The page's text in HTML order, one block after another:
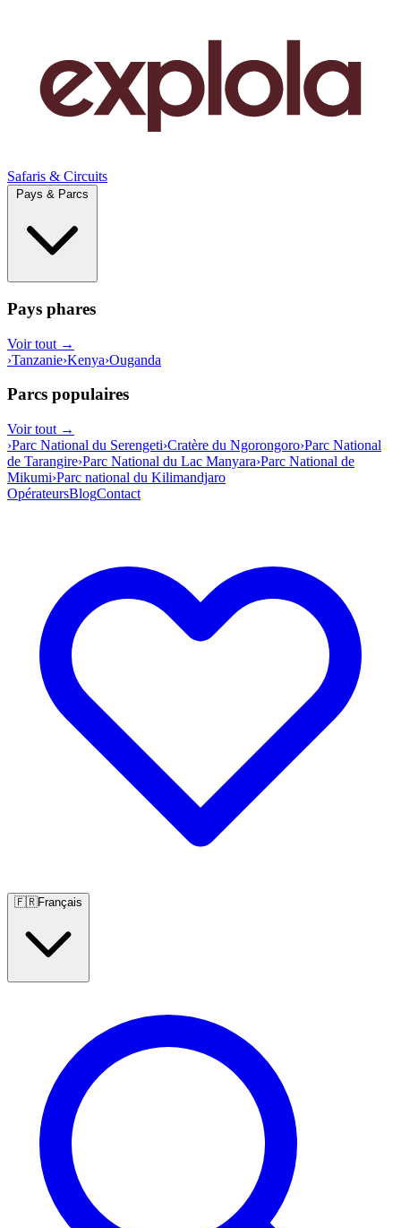
Safaris & Circuits
Pays phares
Voir tout →
›Tanzanie›Kenya›Ouganda
Parcs populaires
Voir tout →
›Parc National du Serengeti›Cratère du Ngorongoro›Parc National
de Tarangire›Parc National du Lac Manyara›Parc National de
Mikumi›Parc national du Kilimandjaro
OpérateursBlogContact
🇫🇷Français